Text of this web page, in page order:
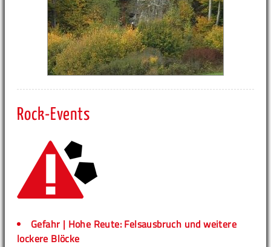
Rock-Events
Gefahr | Hohe Reute: Felsausbruch und weitere
lockere Blöcke